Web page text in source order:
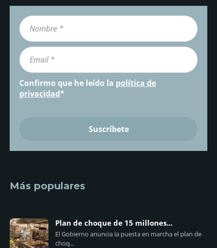
Confirmo que he leído la política de
privacidad*
Más populares
Plan de choque de 15 millones...
El Gobierno anuncia la puesta en marcha el plan de
choq...